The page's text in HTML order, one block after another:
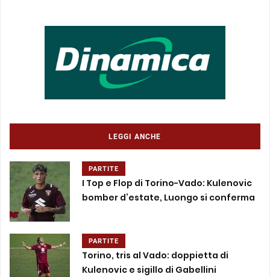
LEGGI ANCHE
PARTITE
I Top e Flop di Torino-Vado: Kulenovic
bomber d’estate, Luongo si conferma
PARTITE
Torino, tris al Vado: doppietta di
Kulenovic e sigillo di Gabellini